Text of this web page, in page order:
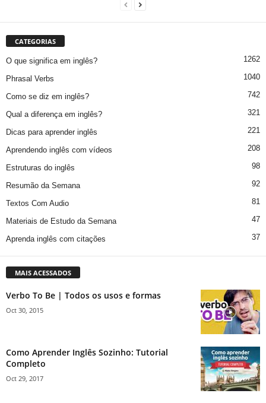
CATEGORIAS
O que significa em inglês? 1262
Phrasal Verbs 1040
Como se diz em inglês? 742
Qual a diferença em inglês? 321
Dicas para aprender inglês 221
Aprendendo inglês com vídeos 208
Estruturas do inglês 98
Resumão da Semana 92
Textos Com Audio 81
Materiais de Estudo da Semana 47
Aprenda inglês com citações 37
MAIS ACESSADOS
Verbo To Be | Todos os usos e formas
Oct 30, 2015
Como Aprender Inglês Sozinho: Tutorial
Completo
Oct 29, 2017